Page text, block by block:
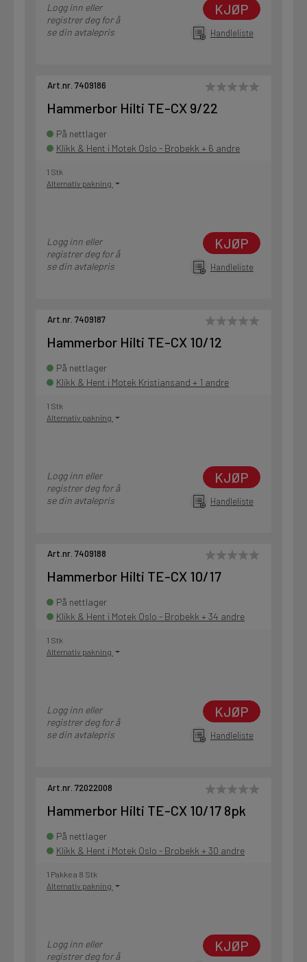
Logg inn eller
registrer deg for å
se din avtalepris
KJØP
Handleliste
Art.nr. 7409186
Hammerbor Hilti TE-CX 9/22
På nettlager
Klikk & Hent i Motek Oslo - Brobekk + 6 andre
1 Stk
Alternativ pakning
Logg inn eller
registrer deg for å
se din avtalepris
KJØP
Handleliste
Art.nr. 7409187
Hammerbor Hilti TE-CX 10/12
På nettlager
Klikk & Hent i Motek Kristiansand + 1 andre
1 Stk
Alternativ pakning
Logg inn eller
registrer deg for å
se din avtalepris
KJØP
Handleliste
Art.nr. 7409188
Hammerbor Hilti TE-CX 10/17
På nettlager
Klikk & Hent i Motek Oslo - Brobekk + 34 andre
1 Stk
Alternativ pakning
Logg inn eller
registrer deg for å
se din avtalepris
KJØP
Handleliste
Art.nr. 72022008
Hammerbor Hilti TE-CX 10/17 8pk
På nettlager
Klikk & Hent i Motek Oslo - Brobekk + 30 andre
1 Pakke a 8 Stk
Alternativ pakning
Logg inn eller
registrer deg for å
KJØP